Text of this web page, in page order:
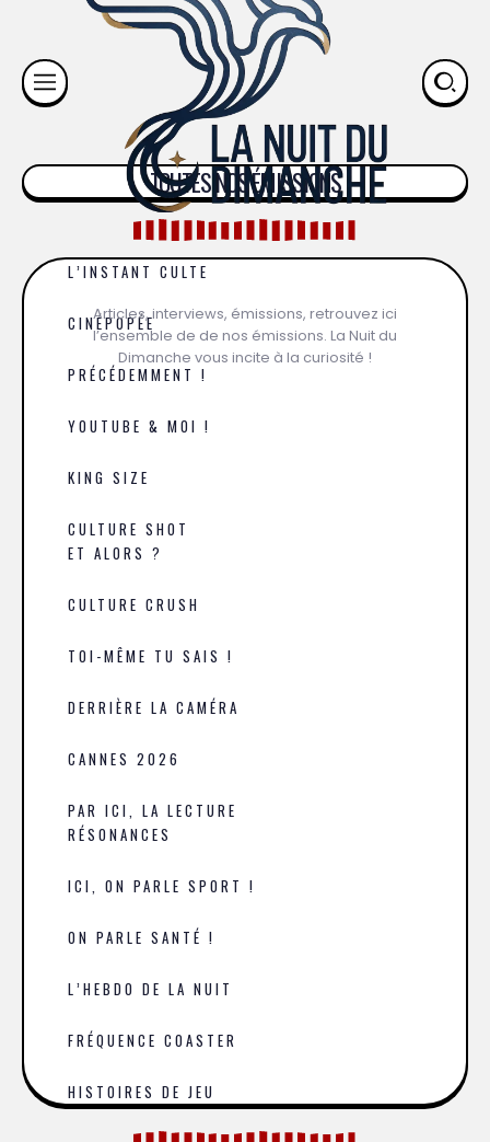
TOUTES NOS ÉMISSIONS
Articles, interviews, émissions, retrouvez ici
l’ensemble de de nos émissions. La Nuit du
Dimanche vous incite à la curiosité !
L’INSTANT CULTE
CINÉPOPÉE
PRÉCÉDEMMENT !
YOUTUBE & MOI !
KING SIZE
CULTURE SHOT
ET ALORS ?
CULTURE CRUSH
TOI-MÊME TU SAIS !
DERRIÈRE LA CAMÉRA
CANNES 2026
PAR ICI, LA LECTURE
RÉSONANCES
ICI, ON PARLE SPORT !
ON PARLE SANTÉ !
L’HEBDO DE LA NUIT
FRÉQUENCE COASTER
HISTOIRES DE JEU